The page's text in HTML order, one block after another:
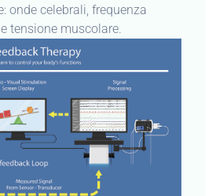
onde celebrali, frequenza
tensione muscolare.